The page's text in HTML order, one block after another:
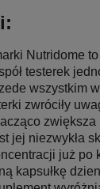
Nutridome
testerek
wszystkim
zwróciły
jej niezwykła
już po
kapsułkę